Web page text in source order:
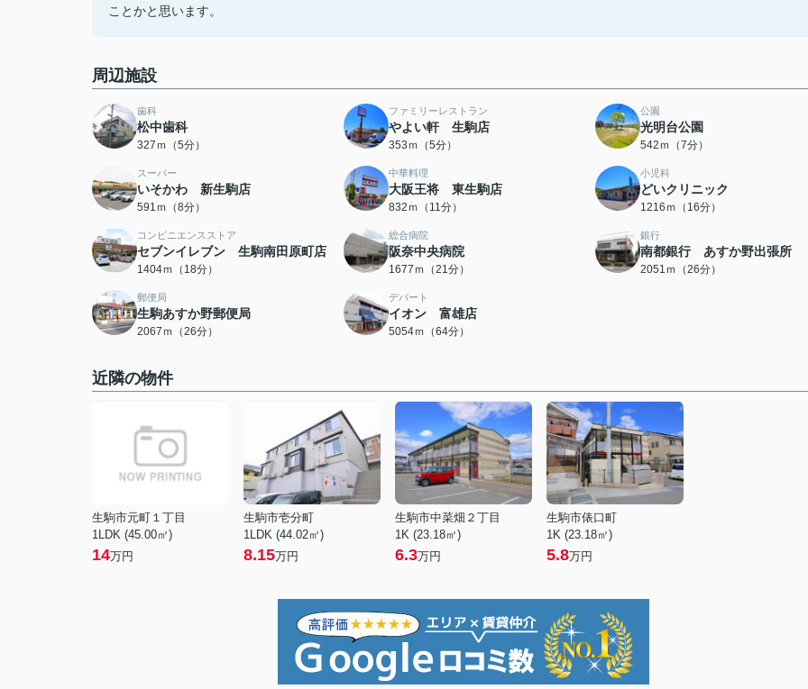
ことかと思います。
周辺施設
歯科
松中歯科
327ｍ（5分）
ファミリーレストラン
やよい軒 生駒店
353ｍ（5分）
公園
光明台公園
542ｍ（7分）
スーパー
いそかわ 新生駒店
591ｍ（8分）
中華料理
大阪王将 東生駒店
832ｍ（11分）
小児科
どいクリニック
1216ｍ（16分）
コンビニエンスストア
セブンイレブン 生駒南田原町店
1404ｍ（18分）
総合病院
阪奈中央病院
1677ｍ（21分）
銀行
南都銀行 あすか野出張所
2051ｍ（26分）
郵便局
生駒あすか野郵便局
2067ｍ（26分）
デパート
イオン 富雄店
5054ｍ（64分）
近隣の物件
生駒市元町１丁目
1LDK (45.00㎡)
14万円
生駒市壱分町
1LDK (44.02㎡)
8.15万円
生駒市中菜畑２丁目
1K (23.18㎡)
6.3万円
生駒市俵口町
1K (23.18㎡)
5.8万円